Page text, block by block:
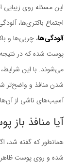
این مسئله روی زیبایی
اجتماع باکتری‌ها،
آلودگی‌ها، چربی‌ها و
پوست شده که در
‌می‌شوند. با این
شدن منافذ و واضح‌تر
آسیب‌های ناشی از
آیا منافذ
همانطور که گفته شد،
شده و روی پوست